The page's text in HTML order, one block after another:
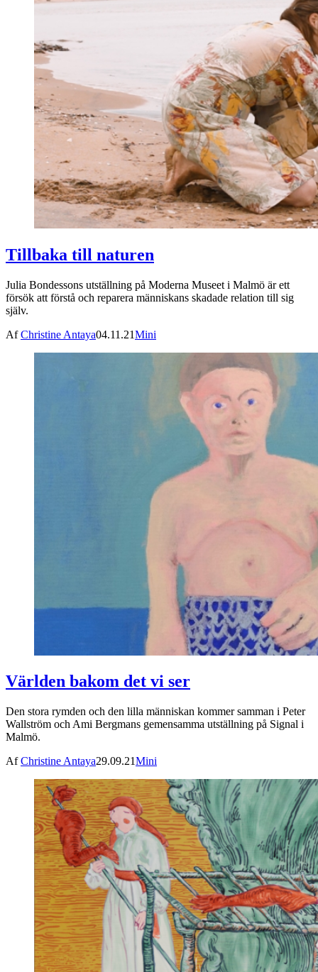
Tillbaka till naturen
Julia Bondessons utställning på Moderna Museet i Malmö är ett
försök att förstå och reparera människans skadade relation till sig
själv.
AfChristine Antaya04.11.21Mini
Världen bakom det vi ser
Den stora rymden och den lilla människan kommer samman i Peter
Wallström och Ami Bergmans gemensamma utställning på Signal i
Malmö.
AfChristine Antaya29.09.21Mini